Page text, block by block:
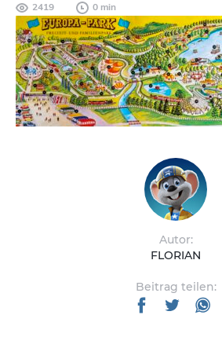
2419
0 min
Autor:
FLORIAN
Beitrag teilen: